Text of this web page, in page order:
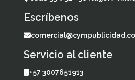
Escríbenos
Servicio al cliente
+57 3007651913